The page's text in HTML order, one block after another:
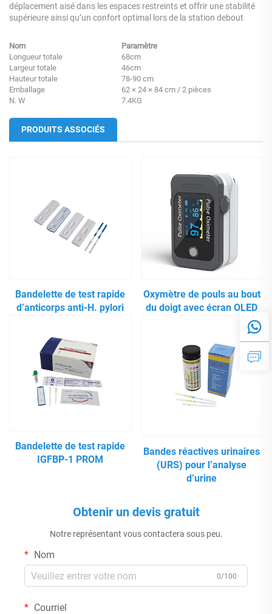
déplacement aisé dans les espaces restreints et offrir une stabilité
supérieure ainsi qu’un confort optimal lors de la station debout
Nom
Paramètre
Longueur totale
68cm
Largeur totale
46cm
Hauteur totale
78-90 cm
Emballage
62 × 24 × 84 cm / 2 pièces
N. W
7.4KG
PRODUITS ASSOCIÉS
Bandelette de test rapide
d’anticorps anti-H. pylori
Oxymètre de pouls au bout
du doigt avec écran OLED
Bandelette de test rapide
IGFBP-1 PROM
Bandes réactives urinaires
(URS) pour l’analyse
d’urine
Obtenir un devis gratuit
Notre représentant vous contactera sous peu.
Nom
0/100
Courriel